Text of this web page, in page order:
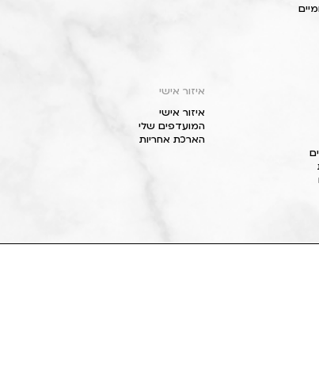
איזור אישי
איזור אישי
המועדפים שלי
הארכת אחריות